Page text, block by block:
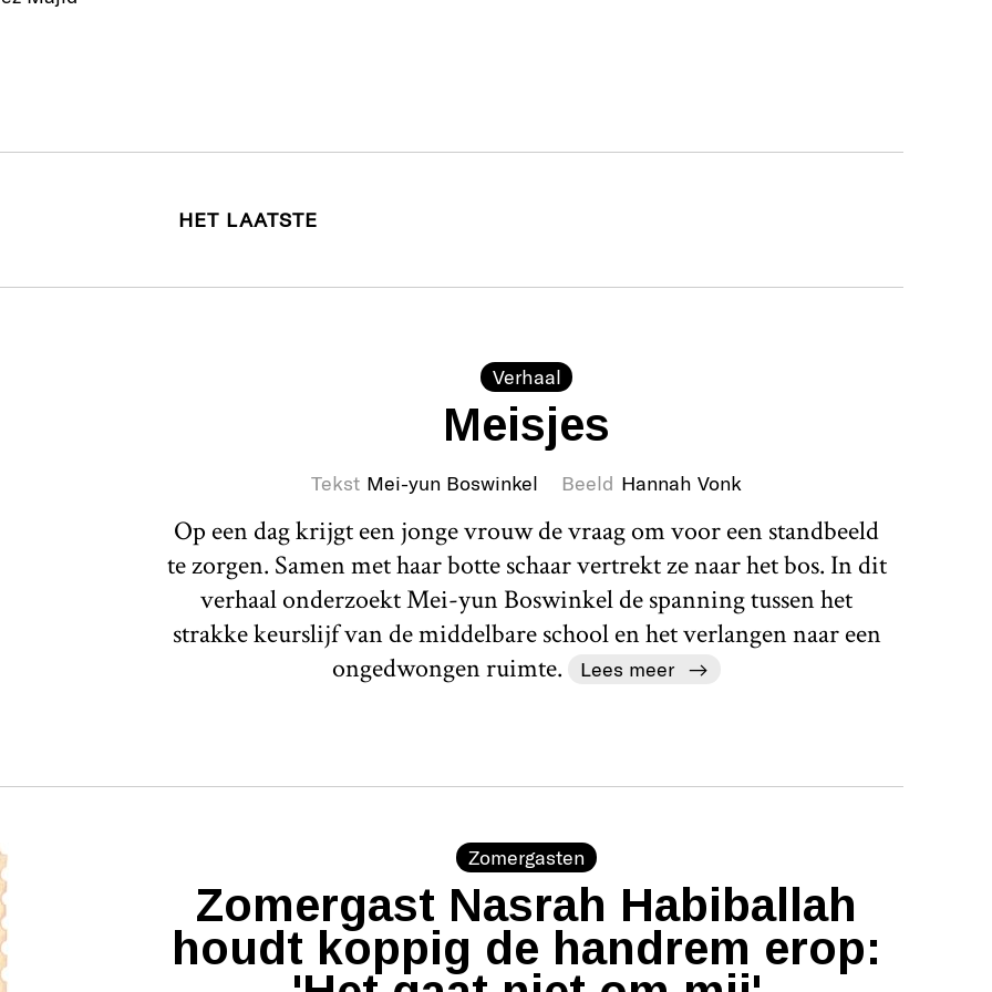
HET LAATSTE
Verhaal
Meisjes
Tekst Mei-yun Boswinkel Beeld Hannah Vonk
Op een dag krijgt een jonge vrouw de vraag om voor een standbeeld
te zorgen. Samen met haar botte schaar vertrekt ze naar het bos. In dit
verhaal onderzoekt Mei-yun Boswinkel de spanning tussen het
strakke keurslijf van de middelbare school en het verlangen naar een
ongedwongen ruimte.
Lees meer
Zomergasten
Zomergast Nasrah Habiballah
houdt koppig de handrem erop: